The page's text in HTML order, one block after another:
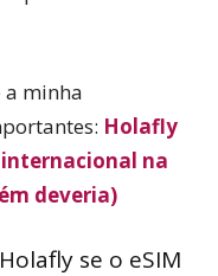
a minha
Holafly
internacional na
deveria)
se o eSIM